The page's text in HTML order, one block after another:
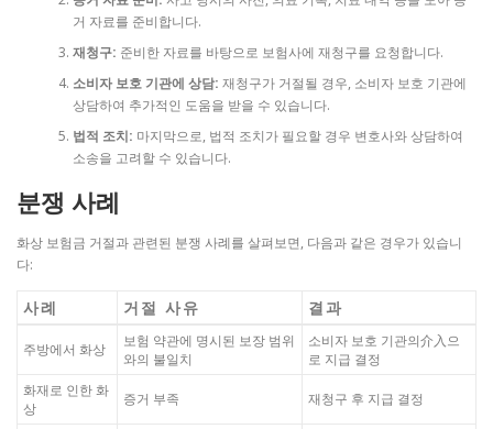
거 자료를 준비합니다.
재청구: 준비한 자료를 바탕으로 보험사에 재청구를 요청합니다.
소비자 보호 기관에 상담: 재청구가 거절될 경우, 소비자 보호 기관에
상담하여 추가적인 도움을 받을 수 있습니다.
법적 조치: 마지막으로, 법적 조치가 필요할 경우 변호사와 상담하여
소송을 고려할 수 있습니다.
분쟁 사례
화상 보험금 거절과 관련된 분쟁 사례를 살펴보면, 다음과 같은 경우가 있습니
다:
사례 거절 사유 결과
주방에서 화상
보험 약관에 명시된 보장 범위
와의 불일치
소비자 보호 기관의介入으
로 지급 결정
화재로 인한 화
상
증거 부족 재청구 후 지급 결정